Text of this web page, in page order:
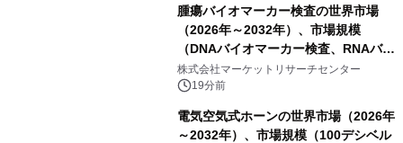
腫瘍バイオマーカー検査の世界市場
（2026年～2032年）、市場規模
（DNAバイオマーカー検査、RNAバイ
オマーカー検査、タンパク質バイオマ
ーカー検査、細胞ベースのバイオマー
査）・分析レポートを発表
株式会社マーケットリサーチセンター
19分前
電気空気式ホーンの世界市場（2026年
～2032年）、市場規模（100デシベル